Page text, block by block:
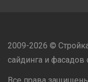
2009-2026 ©
сайдинга и